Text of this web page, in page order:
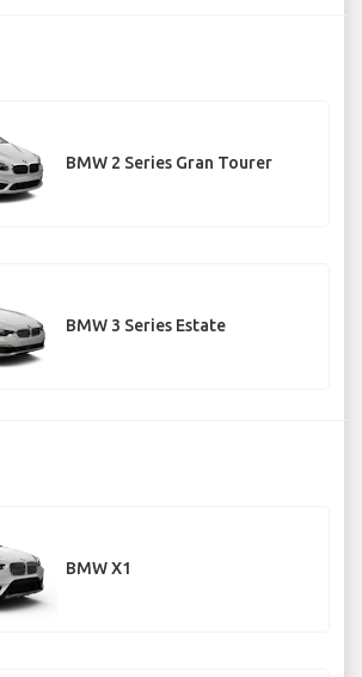
BMW 2 Series Gran Tourer
BMW 3 Series Estate
BMW X1